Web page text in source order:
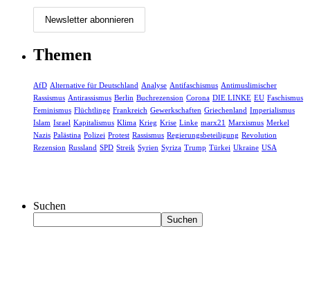
Themen
AfD Alternative für Deutschland Analyse Antifaschismus Antimuslimischer
Rassismus Antirassismus Berlin Buchrezension Corona DIE LINKE EU Faschismus
Feminismus Flüchtlinge Frankreich Gewerkschaften Griechenland Imperialismus
Islam Israel Kapitalismus Klima Krieg Krise Linke marx21 Marxismus Merkel
Nazis Palästina Polizei Protest Rassismus Regierungsbeteiligung Revolution
Rezension Russland SPD Streik Syrien Syriza Trump Türkei Ukraine USA
Suchen
Suchen